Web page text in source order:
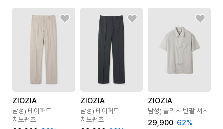
ZIOZIA
남성) 테이퍼드
치노팬츠
ZIOZIA
남성) 테이퍼드
치노팬츠
ZIOZIA
남성) 플리츠 반팔 셔츠
29,900 62%